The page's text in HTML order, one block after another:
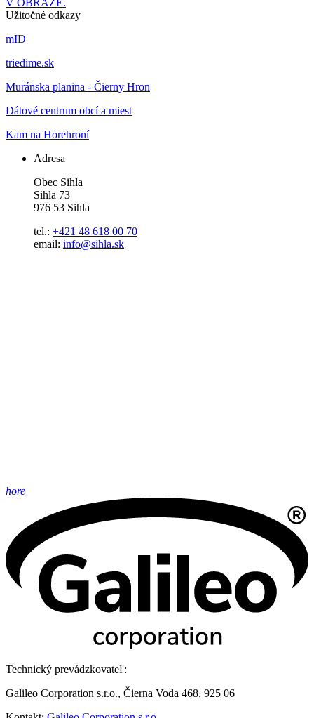
Užitočné odkazy
mID
triedime.sk
Muránska planina - Čierny Hron
Dátové centrum obcí a miest
Kam na Horehroní
Adresa
Obec Sihla
Sihla 73
976 53 Sihla
tel.: +421 48 618 00 70
email: info@sihla.sk
hore
Technický prevádzkovateľ:
Galileo Corporation s.r.o., Čierna Voda 468, 925 06